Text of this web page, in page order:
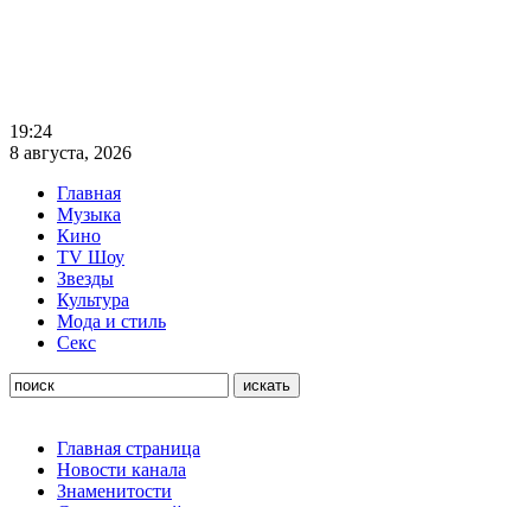
19:24
8 августа, 2026
Главная
Музыка
Кино
TV Шоу
Звезды
Культура
Мода и стиль
Секс
Главная страница
Новости канала
Знаменитости